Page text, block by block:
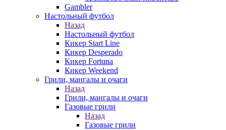
Gambler
Настольный футбол
Назад
Настольный футбол
Кикер Start Line
Кикер Desperado
Кикер Fortuna
Кикер Weekend
Грили, мангалы и очаги
Назад
Грили, мангалы и очаги
Газовые грили
Назад
Газовые грили